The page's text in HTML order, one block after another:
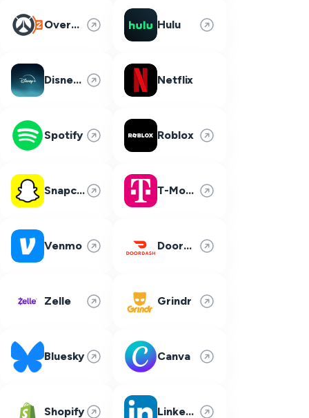
Overwatch 2 Hulu
Disney Plus Netflix
Spotify Roblox
Snapchat T-Mobile
Venmo DoorDash
Zelle Grindr
Bluesky Canva
Shopify LinkedIn